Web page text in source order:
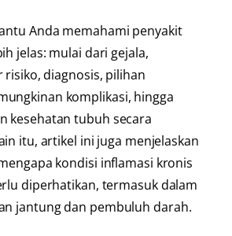
Anda memahami penyakit
jelas: mulai dari gejala,
risiko, diagnosis, pilihan
komplikasi, hingga
kesehatan tubuh secara
itu, artikel ini juga menjelaskan
kondisi inflamasi kronis
diperhatikan, termasuk dalam
jantung dan pembuluh darah.